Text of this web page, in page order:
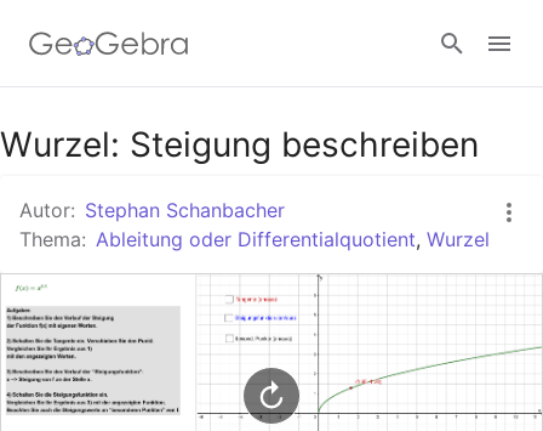
Google Classroom
GeoGebra Classroom
Anmelden
Wurzel: Steigung beschreiben
Autor: Stephan Schanbacher
Thema: Ableitung oder Differentialquotient, Wurzel